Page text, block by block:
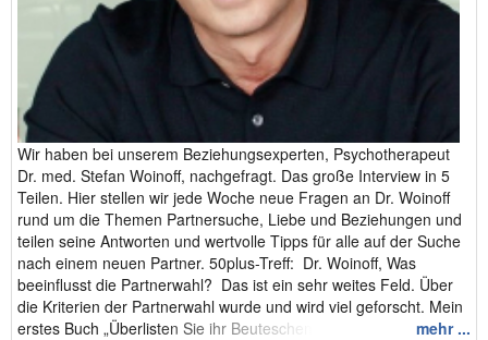
Wir haben bei unserem Beziehungsexperten, Psychotherapeut
Dr. med. Stefan Woinoff, nachgefragt. Das große Interview in 5
Teilen. Hier stellen wir jede Woche neue Fragen an Dr. Woinoff
rund um die Themen Partnersuche, Liebe und Beziehungen und
teilen seine Antworten und wertvolle Tipps für alle auf der Suche
nach einem neuen Partner. 50plus-Treff: Dr. Woinoff, Was
beeinflusst die Partnerwahl? Das ist ein sehr weites Feld. Über
die Kriterien der Partnerwahl wurde und wird viel geforscht. Mein
erstes Buch „Überlisten Sie ihr Beuteschema. ...
mehr ...